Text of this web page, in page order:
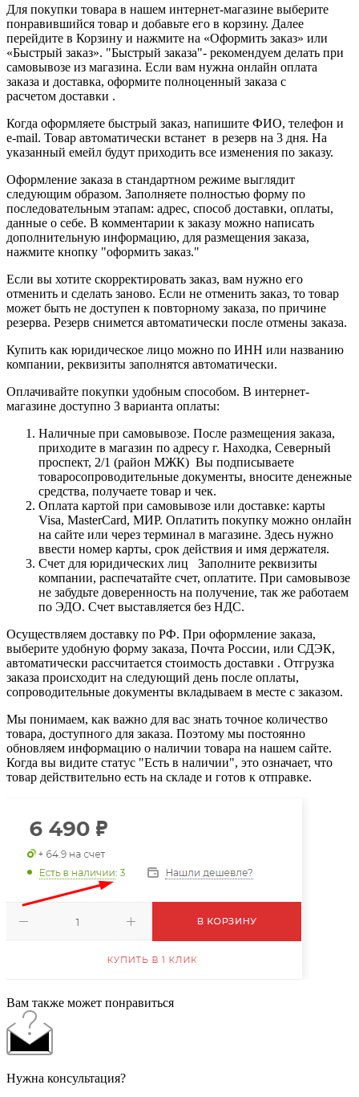
Для покупки товара в нашем интернет-магазине выберите
понравившийся товар и добавьте его в корзину. Далее
перейдите в Корзину и нажмите на «Оформить заказ» или
«Быстрый заказ». "Быстрый заказа"- рекомендуем делать при
самовывозе из магазина. Если вам нужна онлайн оплата
заказа и доставка, оформите полноценный заказа с
расчетом доставки .
Когда оформляете быстрый заказ, напишите ФИО, телефон и
e-mail. Товар автоматически встанет в резерв на 3 дня. На
указанный емейл будут приходить все изменения по заказу.
Оформление заказа в стандартном режиме выглядит
следующим образом. Заполняете полностью форму по
последовательным этапам: адрес, способ доставки, оплаты,
данные о себе. В комментарии к заказу можно написать
дополнительную информацию, для размещения заказа,
нажмите кнопку "оформить заказ."
Если вы хотите скорректировать заказ, вам нужно его
отменить и сделать заново. Если не отменить заказ, то товар
может быть не доступен к повторному заказа, по причине
резерва. Резерв снимется автоматически после отмены заказа.
Купить как юридическое лицо можно по ИНН или названию
компании, реквизиты заполнятся автоматически.
Оплачивайте покупки удобным способом. В интернет-
магазине доступно 3 варианта оплаты:
Наличные при самовывозе. После размещения заказа,
приходите в магазин по адресу г. Находка, Северный
проспект, 2/1 (район МЖК) Вы подписываете
товаросопроводительные документы, вносите денежные
средства, получаете товар и чек.
Оплата картой при самовывозе или доставке: карты
Visa, MasterCard, МИР. Оплатить покупку можно онлайн
на сайте или через терминал в магазине. Здесь нужно
ввести номер карты, срок действия и имя держателя.
Счет для юридических лиц Заполните реквизиты
компании, распечатайте счет, оплатите. При самовывозе
не забудьте доверенность на получение, так же работаем
по ЭДО. Счет выставляется без НДС.
Осуществляем доставку по РФ. При оформление заказа,
выберите удобную форму заказа, Почта России, или СДЭК,
автоматически рассчитается стоимость доставки . Отгрузка
заказа происходит на следующий день после оплаты,
сопроводительные документы вкладываем в месте с заказом.
Мы понимаем, как важно для вас знать точное количество
товара, доступного для заказа. Поэтому мы постоянно
обновляем информацию о наличии товара на нашем сайте.
Когда вы видите статус "Есть в наличии", это означает, что
товар действительно есть на складе и готов к отправке.
Вам также может понравиться
Нужна консультация?